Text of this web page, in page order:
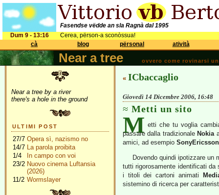
Fasendse vëdde an sla Ragnà dal 1995
Dum 9 - 13:16
Cerea, përson-a sconòssua!
cà
blog përsonal atività
Near a tree ovvero come rovinarsi
Near a tree by a river
there's a hole in the ground
ULTIMI POST
27/7 Opera sì, nazismo no
14/7 La parola proibita
1/4
In campo con voi
23/2 Nuovo cinema Luftansia
(2026)
11/2 Wormslayer
« ICbaccaglio
Giovedì 14 Dicembre 2006, 16:48
Metti un sito
M etti che tu voglia
passare dalla tradizionale Nokiaa
amici, ad esempio SonyEricsson
Dovendo quindi ipotizzare un
tutti rigorosamente identificati da
i titoli dei cartoni animati
sistemino di ricerca per